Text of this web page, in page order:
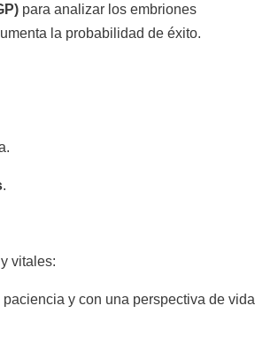
para analizar los embriones
la probabilidad de éxito.
.
vitales:
y con una perspectiva de vida